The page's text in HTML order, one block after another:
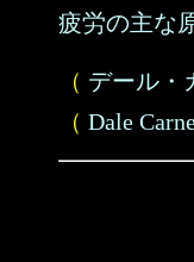
疲労の主な
（ デール・
（ Dale